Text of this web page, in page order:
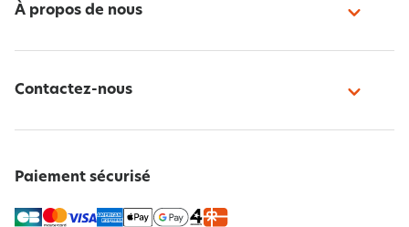
À propos de nous
Contactez-nous
Paiement sécurisé